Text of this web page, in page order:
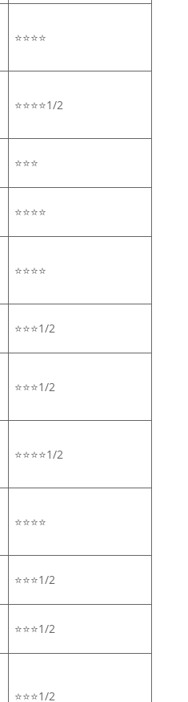
⭐⭐⭐⭐
⭐⭐⭐⭐1/2
⭐⭐⭐
⭐⭐⭐⭐
⭐⭐⭐⭐
⭐⭐⭐1/2
⭐⭐⭐1/2
⭐⭐⭐⭐1/2
⭐⭐⭐⭐
⭐⭐⭐1/2
⭐⭐⭐1/2
⭐⭐⭐1/2